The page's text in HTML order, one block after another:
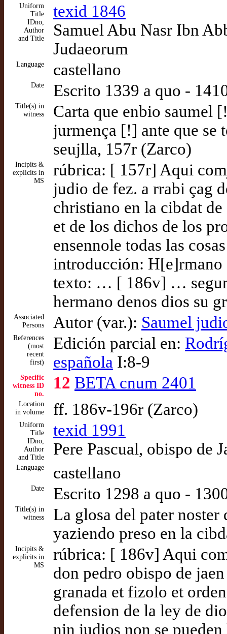
Uniform
Title
IDno,
Author
and Title
texid 1846
Samuel Abu Nasr Ibn
Judaeorum
Language castellano
Date Escrito 1339 a quo -
Title(s) in
witness
Carta que enbio saumel
jurmença [!] ante que se
seujlla, 157r (Zarco)
Incipits &
explicits in
MS
rúbrica: [ 157r] Aqui
judio de fez. a rrabi çag
christiano en la cibdat
et de los dichos de los
ensennole todas las
introducción: H[e]rmano
texto: … [ 186v] …
hermano denos dios su
Associated
Persons
Autor (var.): Saumel
References
(most
recent
first)
Edición parcial en:
española I:8-9
Specific
witness ID
no.
12 BETA cnum 2401
Location
in volume
ff. 186v-196r (Zarco)
Uniform
Title
IDno,
Author
and Title
texid 1991
Pere Pascual, obispo de
Language castellano
Date Escrito 1298 a quo -
Title(s) in
witness
La glosa del pater
yaziendo preso en la
Incipits &
explicits in
MS
rúbrica: [ 186v] Aqui
don pedro obispo de
granada et fizolo et
defension de la ley de
njn judios non se